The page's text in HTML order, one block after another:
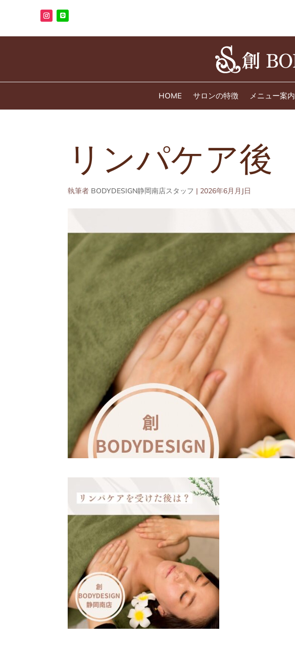
HOME サロンの特徴 メニュー案内
リンパケア後
執筆者 BODYDESIGN静岡南店スタッフ | 2026年6月月J日